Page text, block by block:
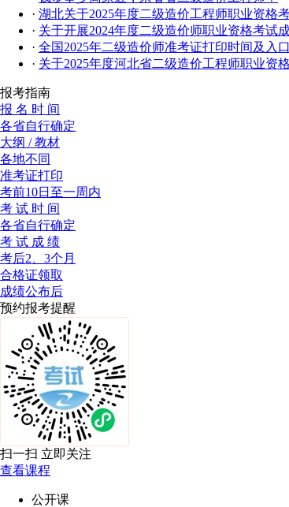
· 湖北关于2025年度二级造价工程师职业资格
· 关于开展2024年度二级造价师职业资格考试
· 全国2025年二级造价师准考证打印时间及入
· 关于2025年度河北省二级造价工程师职业资
报考指南
报 名 时 间
各省自行确定
大纲 / 教材
各地不同
准考证打印
考前10日至一周内
考 试 时 间
各省自行确定
考 试 成 绩
考后2、3个月
合格证领取
成绩公布后
预约报考提醒
扫一扫 立即关注
查看课程
公开课